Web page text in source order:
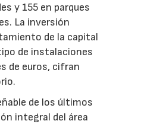
y 155 en parques
La inversión
de la capital
de instalaciones
de euros, cifran
de los últimos
integral del área